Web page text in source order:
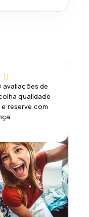
avaliações de
qualidade
reserve com